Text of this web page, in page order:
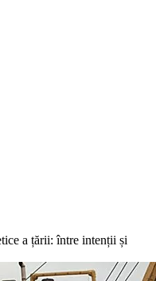
a țării: între intenții și